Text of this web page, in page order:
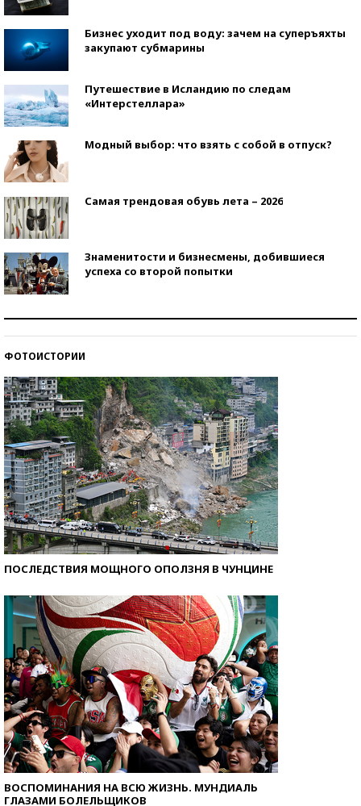
Бизнес уходит под воду: зачем на суперъяхты
закупают субмарины
Путешествие в Исландию по следам
«Интерстеллара»
Модный выбор: что взять с собой в отпуск?
Самая трендовая обувь лета – 2026
Знаменитости и бизнесмены, добившиеся
успеха со второй попытки
ФОТОИСТОРИИ
ПОСЛЕДСТВИЯ МОЩНОГО ОПОЛЗНЯ В ЧУНЦИНЕ
ВОСПОМИНАНИЯ НА ВСЮ ЖИЗНЬ. МУНДИАЛЬ
ГЛАЗАМИ БОЛЕЛЬЩИКОВ